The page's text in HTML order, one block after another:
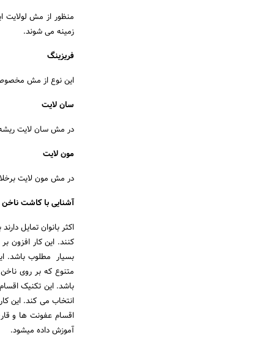
زمینه می شوند.
فریزینگ
این نوع از مش مخصوص
سان لایت
در مش سان لایت ریشه
مون لایت
در مش مون لایت
آشنایی با کاشت ناخن
اکثر بانوان تمایل
کنند. این کار افزون
بسیار مطلوب باشد.
متنوع که بر روی
باشد. این تکنیک
انتخاب می کند. این
اقسام عفونت ها و
آموزش داده میشود.